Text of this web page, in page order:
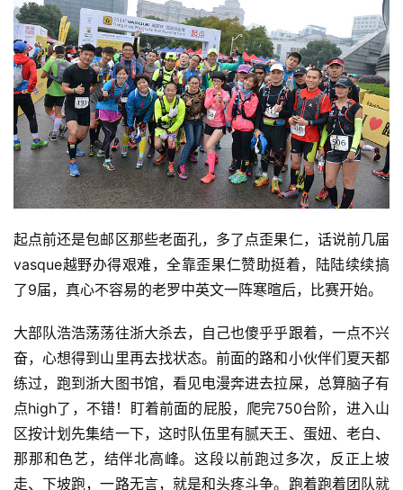
起点前还是包邮区那些老面孔，多了点歪果仁，话说前几届
vasque越野办得艰难，全靠歪果仁赞助挺着，陆陆续续搞
了9届，真心不容易的老罗中英文一阵寒暄后，比赛开始。
大部队浩浩荡荡往浙大杀去，自己也傻乎乎跟着，一点不兴
奋，心想得到山里再去找状态。前面的路和小伙伴们夏天都
练过，跑到浙大图书馆，看见电漫奔进去拉屎，总算脑子有
点high了，不错！盯着前面的屁股，爬完750台阶，进入山
区按计划先集结一下，这时队伍里有腻天王、蛋妞、老白、
那那和色艺，结伴北高峰。这段以前跑过多次，反正上坡
走、下坡跑，一路无言，就是和头疼斗争。跑着跑着团队就